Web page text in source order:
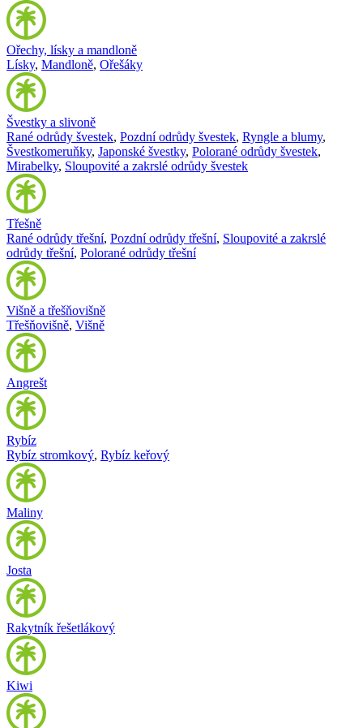
Ořechy, lísky a mandloně
Lísky, Mandloně, Ořešáky
Švestky a slivoně
Rané odrůdy švestek, Pozdní odrůdy švestek, Ryngle a blumy,
Švestkomeruňky, Japonské švestky, Polorané odrůdy švestek,
Mirabelky, Sloupovité a zakrslé odrůdy švestek
Třešně
Rané odrůdy třešní, Pozdní odrůdy třešní, Sloupovité a zakrslé
odrůdy třešní, Polorané odrůdy třešní
Višně a třešňovišně
Třešňovišně, Višně
Angrešt
Rybíz
Rybíz stromkový, Rybíz keřový
Maliny
Josta
Rakytník řešetlákový
Kiwi